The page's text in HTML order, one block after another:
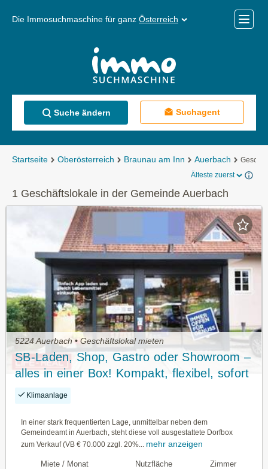
Die Immosuchmaschine für ganz Österreich
Menü
Suche ändern Suchagent
Startseite Oberösterreich Braunau am Inn Auerbach
Älteste zuerst
1 Geschäftslokale in der Gemeinde Auerbach
5224 Auerbach • Geschäftslokal mieten
SB-Laden, Shop, Gastro oder Showroom –
alles in einer Box! Kompakt, flexibel, sofort
einsatzbereit!
Klimaanlage
In einer stark frequentierten Lage, unmittelbar neben dem
Gemeindeamt in Auerbach, steht diese voll ausgestattete Dorfbox
zum Verkauf (VB € 70.000 zzgl. 20%...
mehr anzeigen
Miete / Monat Nutzfläche Zimmer